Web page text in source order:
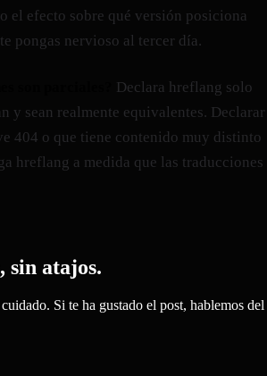
el efecto sobre qué versión posiciona
pongas nervioso al tercer día.
Declara hreflang solo
y sean realmente equivalentes. Declarar
404 o que tiene contenido muy distinto
hreflang a medida que las traducciones
sin atajos.
Si te ha gustado el post, hablemos del